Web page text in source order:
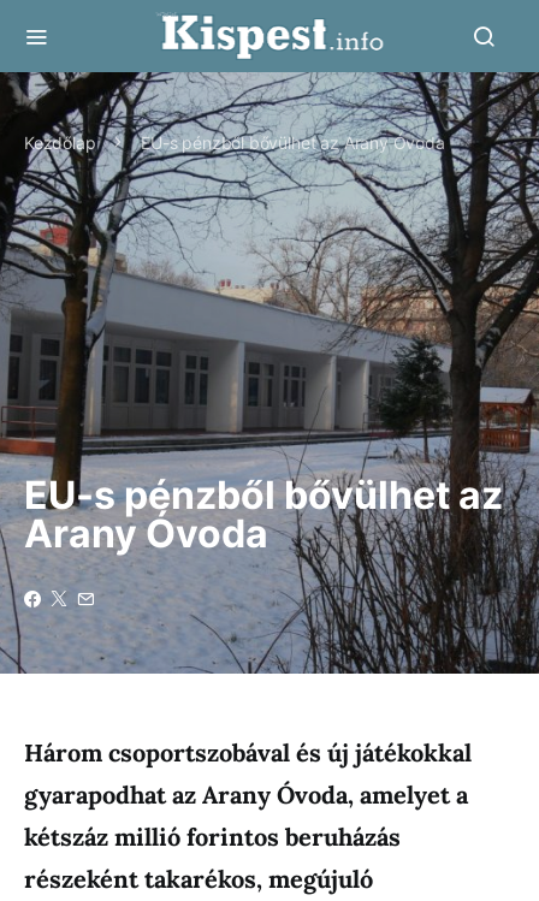
Kezdőlap EU-s pénzből bővülhet az Arany Óvoda
EU-s pénzből bővülhet az
Arany Óvoda
Három csoportszobával és új játékokkal
gyarapodhat az Arany Óvoda, amelyet a
kétszáz millió forintos beruházás
részeként takarékos, megújuló